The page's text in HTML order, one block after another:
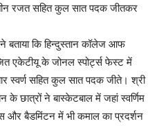
रजत सहित कुल सात पदक जीतकर
बताया कि हिन्दुस्तान कॉलेज आफ
एकेटीयू के जोनल स्पोर्ट्स फेस्ट में
स्वर्ण सहित कुल सात पदक जीते। श्री
के छात्रों ने बास्केटबाल में जहां स्वर्णिम
और बैडमिंटन में भी कमाल का प्रदर्शन